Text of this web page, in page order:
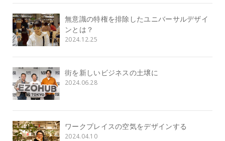
無意識の特権を排除したユニバーサルデザイ
ンとは？
2024.12.25
街を新しいビジネスの土壌に
2024.06.28
ワークプレイスの空気をデザインする
2024.04.10